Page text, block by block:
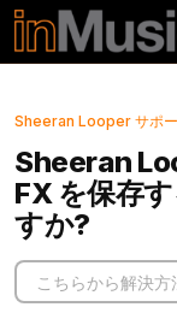
メインコンテン
Sheeran Looper サポー
Sheeran
FX を保存
すか?